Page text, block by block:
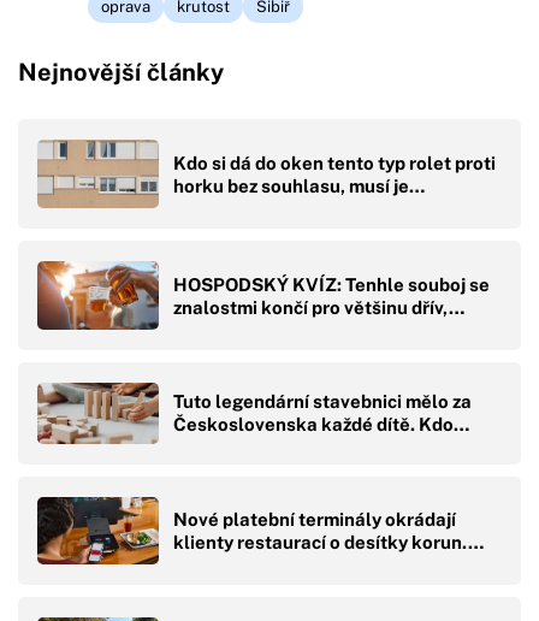
oprava krutost Sibiř
Nejnovější články
Kdo si dá do oken tento typ rolet proti
horku bez souhlasu, musí je…
HOSPODSKÝ KVÍZ: Tenhle souboj se
znalostmi končí pro většinu dřív,…
Tuto legendární stavebnici mělo za
Československa každé dítě. Kdo…
Nové platební terminály okrádají
klienty restaurací o desítky korun.…